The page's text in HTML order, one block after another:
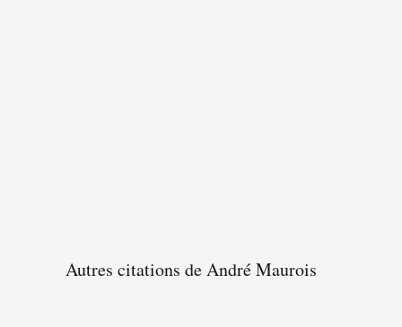
Autres citations de André Maurois